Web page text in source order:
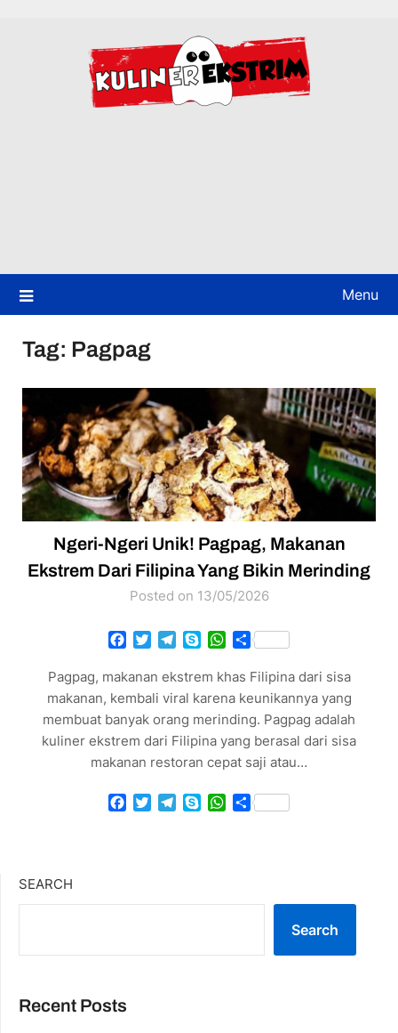
Menu
Tag: Pagpag
Ngeri-Ngeri Unik! Pagpag, Makanan
Ekstrem Dari Filipina Yang Bikin Merinding
Posted on 13/05/2026
Facebook
TwitterTelegram
SkypeWhatsApp
Share
Pagpag, makanan ekstrem khas Filipina dari sisa
makanan, kembali viral karena keunikannya yang
membuat banyak orang merinding. Pagpag adalah
kuliner ekstrem dari Filipina yang berasal dari sisa
makanan restoran cepat saji atau…
Facebook
TwitterTelegram
SkypeWhatsApp
Share
SEARCH
Search
Recent Posts